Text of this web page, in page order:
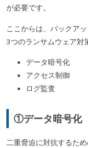
が必要です。
ここからは、バックア
3つのランサムウェア対
データ暗号化
アクセス制御
ログ監査
①データ暗号化
二重脅迫に対抗するた